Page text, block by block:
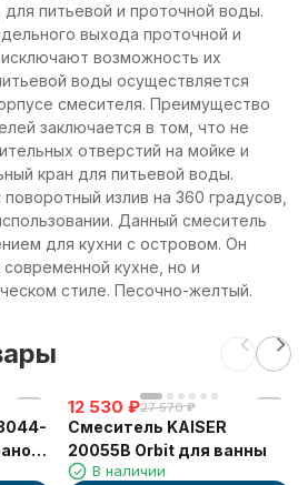
питьевой и проточной воды.
выхода проточной и
возможность их
воды осуществляется
смесителя. Преимущество
заключается в том, что не
отверстий на мойке и
кран для питьевой воды.
излив на 360 градусов,
Данный смеситель
для кухни с островом. Он
кухне, но и
стиле. Песочно-желтый.
12 530 ₽27 570 ₽
Смеситель KAISER
20055B Orbit для ванны
В наличии